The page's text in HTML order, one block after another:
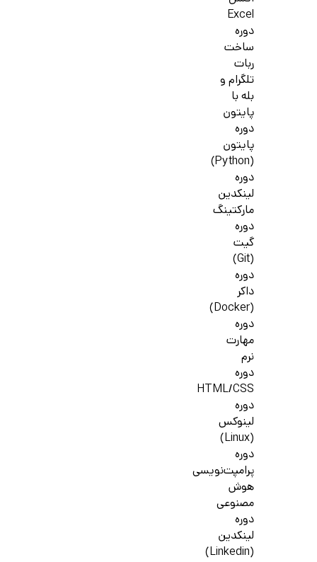
Excel
دوره
ساخت
ربات
تلگرام و
بله با
پایتون
دوره
پایتون
(Python)
دوره
لینکدین
مارکتینگ
دوره
گیت
(Git)
دوره
داکر
(Docker)
دوره
مهارت
نرم
دوره
HTML/CSS
دوره
لینوکس
(Linux)
دوره
پرامپت‌نویسی
هوش
مصنوعی
دوره
لینکدین
(Linkedin)